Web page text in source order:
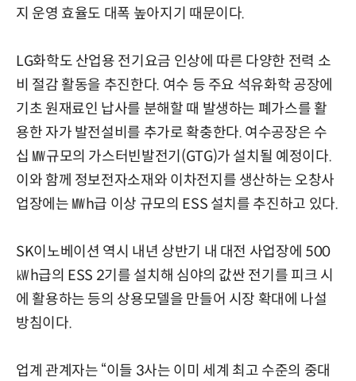
지 운영 효율도 대폭 높아지기 때문이다.
LG화학도 산업용 전기요금 인상에 따른 다양한 전력 소
비 절감 활동을 추진한다. 여수 등 주요 석유화학 공장에
기초 원재료인 납사를 분해할 때 발생하는 폐가스를 활
용한 자가 발전설비를 추가로 확충한다. 여수공장은 수
십 ㎿규모의 가스터빈발전기(GTG)가 설치될 예정이다.
이와 함께 정보전자소재와 이차전지를 생산하는 오창사
업장에는 ㎿h급 이상 규모의 ESS 설치를 추진하고 있다.
SK이노베이션 역시 내년 상반기 내 대전 사업장에 500
㎾h급의 ESS 2기를 설치해 심야의 값싼 전기를 피크 시
에 활용하는 등의 상용모델을 만들어 시장 확대에 나설
방침이다.
업계 관계자는 “이들 3사는 이미 세계 최고 수준의 중대